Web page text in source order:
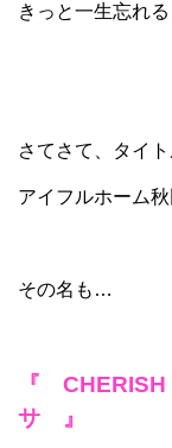
きっと一生忘れ
さてさて、タイ
アイフルホーム
その名も…
『
サ 』